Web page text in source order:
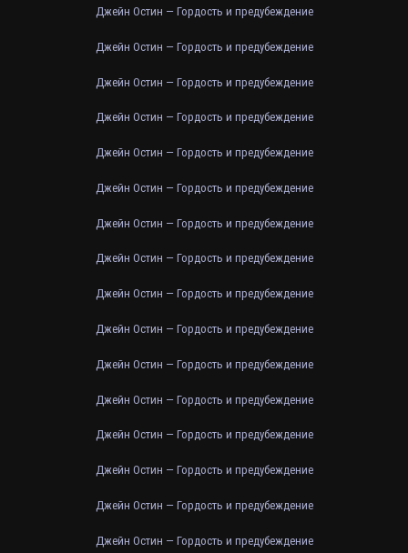
Джейн Остин — Гордость и предубеждение
Джейн Остин — Гордость и предубеждение
Джейн Остин — Гордость и предубеждение
Джейн Остин — Гордость и предубеждение
Джейн Остин — Гордость и предубеждение
Джейн Остин — Гордость и предубеждение
Джейн Остин — Гордость и предубеждение
Джейн Остин — Гордость и предубеждение
Джейн Остин — Гордость и предубеждение
Джейн Остин — Гордость и предубеждение
Джейн Остин — Гордость и предубеждение
Джейн Остин — Гордость и предубеждение
Джейн Остин — Гордость и предубеждение
Джейн Остин — Гордость и предубеждение
Джейн Остин — Гордость и предубеждение
Джейн Остин — Гордость и предубеждение